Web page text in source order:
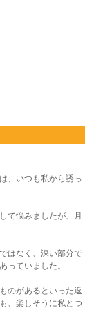
、いつも私から誘っ
て悩みましたが、月
はなく、深い部分で
っていました。
のがあるといった返
、楽しそうに私とつ